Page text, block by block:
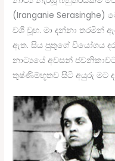
(Iranganie
වශී වූහ. මා දන්නා තරමින්
ඇත. සිය පුතුගේ වියෝගය
නාට්‍යයේ අවසන්
තුෂ්ණිම්භූතව සිටි අයුරු මට